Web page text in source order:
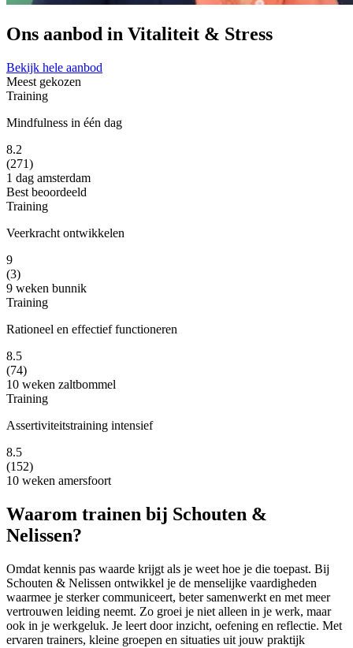
Ons aanbod in Vitaliteit & Stress
Bekijk hele aanbod
Meest gekozen
Training
Mindfulness in één dag
8.2
(271)
1 dag amsterdam
Best beoordeeld
Training
Veerkracht ontwikkelen
9
(3)
9 weken bunnik
Training
Rationeel en effectief functioneren
8.5
(74)
10 weken zaltbommel
Training
Assertiviteitstraining intensief
8.5
(152)
10 weken amersfoort
Waarom trainen bij Schouten &
Nelissen?
Omdat kennis pas waarde krijgt als je weet hoe je die toepast. Bij
Schouten & Nelissen ontwikkel je de menselijke vaardigheden
waarmee je sterker communiceert, beter samenwerkt en met meer
vertrouwen leiding neemt. Zo groei je niet alleen in je werk, maar
ook in je werkgeluk. Je leert door inzicht, oefening en reflectie. Met
ervaren trainers, kleine groepen en situaties uit jouw praktijk